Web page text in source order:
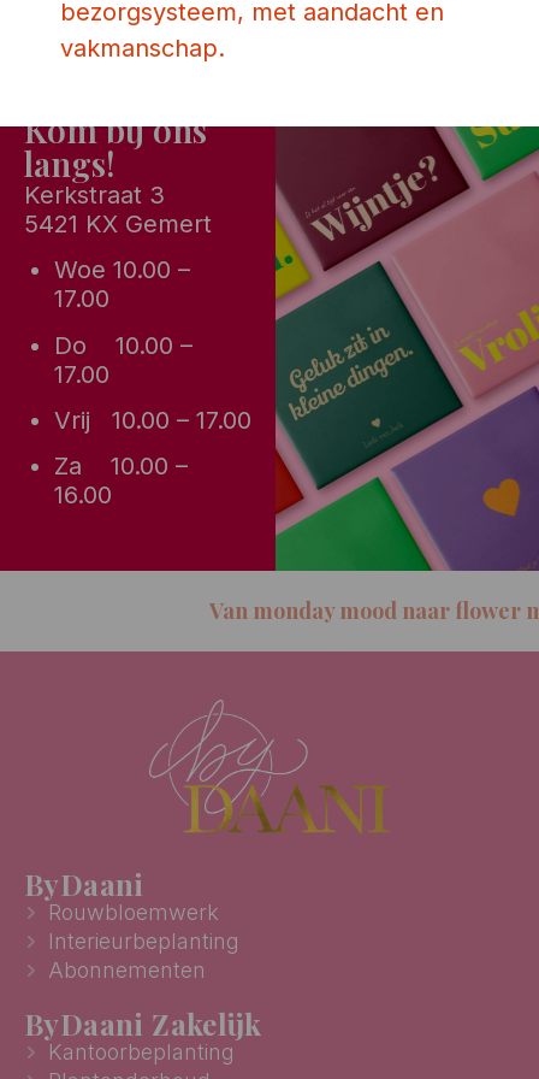
Kom bij ons
langs!
Kerkstraat 3
5421 KX Gemert
Woe 10.00 –
17.00
Do 10.00 –
17.00
Vrij 10.00 – 17.00
Za 10.00 –
16.00
Van monday mood naar flower
ByDaani
Rouwbloemwerk
Interieurbeplanting
Abonnementen
ByDaani Zakelijk
Kantoorbeplanting
bezorgsysteem, met aandacht en
vakmanschap.